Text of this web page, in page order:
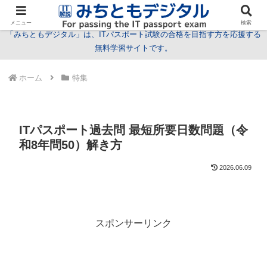
試験情報 学習方法 用語 問題 特集 お問い合わせ
「みちともデジタル」は、ITパスポート試験の合格を目指す方を応援する
無料学習サイトです。
ホーム 特集
ITパスポート過去問 最短所要日数問題（令
和8年問50）解き方
2026.06.09
スポンサーリンク
メニュー 検索